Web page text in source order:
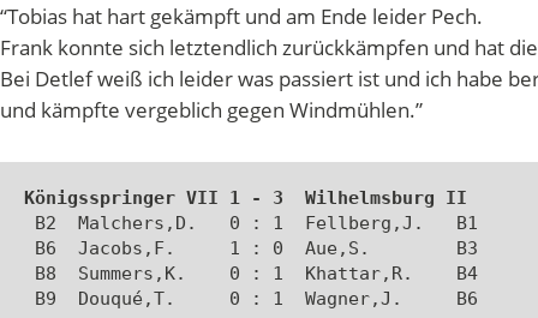
“Tobias hat hart gekämpft und am Ende leider Pech.
Frank konnte sich letztendlich zurückkämpfen und hat
Bei Detlef weiß ich leider was passiert ist und ich habe
und kämpfte vergeblich gegen Windmühlen.”
Königsspringer VII 1 - 3  Wilhelmsburg II
B2  Malchers,D.   0 : 1  Fellberg,J.   B1
B6  Jacobs,F.     1 : 0  Aue,S.        B3
B8  Summers,K.    0 : 1  Khattar,R.    B4
B9  Douqué,T.     0 : 1  Wagner,J.     B6